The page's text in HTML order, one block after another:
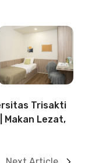
Trisakti
Makan Lezat,